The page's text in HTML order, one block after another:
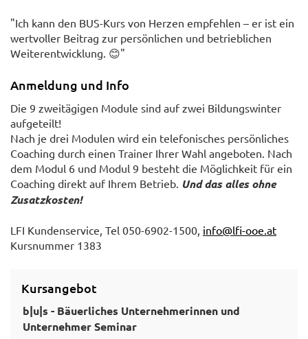
"Ich kann den BUS-Kurs von Herzen empfehlen – er ist ein
wertvoller Beitrag zur persönlichen und betrieblichen
Weiterentwicklung. 😊"
Anmeldung und Info
Die 9 zweitägigen Module sind auf zwei Bildungswinter
aufgeteilt!
Nach je drei Modulen wird ein telefonisches persönliches
Coaching durch einen Trainer Ihrer Wahl angeboten. Nach
dem Modul 6 und Modul 9 besteht die Möglichkeit für ein
Coaching direkt auf Ihrem Betrieb. Und das alles ohne
Zusatzkosten!
LFI Kundenservice, Tel 050-6902-1500, info@lfi-ooe.at
Kursnummer 1383
Kursangebot
b|u|s - Bäuerliches Unternehmerinnen und
Unternehmer Seminar